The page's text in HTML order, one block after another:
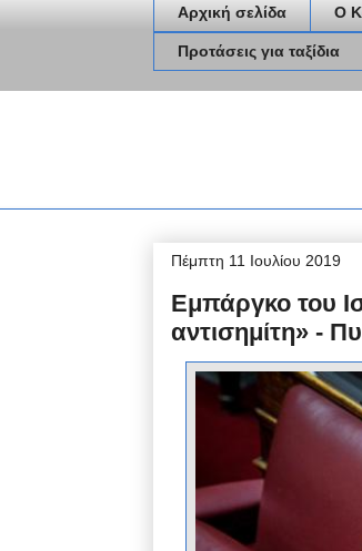
Αρχική σελίδα Ο
Προτάσεις για ταξίδια
Πέμπτη 11 Ιουλίου 2019
Εμπάργκο του
αντισημίτη» -